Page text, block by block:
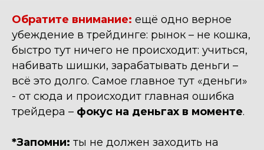
Обратите внимание: ещё одно верное
убеждение в трейдинге: рынок – не кошка,
быстро тут ничего не происходит: учиться,
набивать шишки, зарабатывать деньги –
всё это долго. Самое главное тут «деньги»
- от сюда и происходит главная ошибка
трейдера – фокус на деньгах в моменте.
*Запомни: ты не должен заходить на